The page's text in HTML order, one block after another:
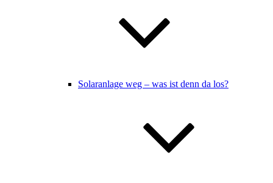
Solaranlage weg – was ist denn da los?